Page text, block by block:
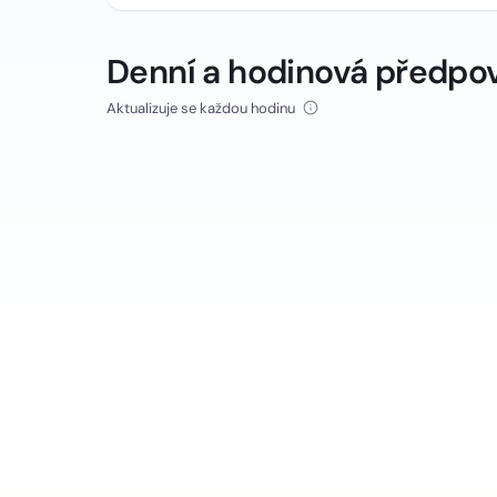
Denní a hodinová
Aktualizuje se každou hodinu